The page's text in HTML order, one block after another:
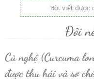
Bài viết được
Đôi
Củ nghệ (Curcuma
được thu hái và sơ